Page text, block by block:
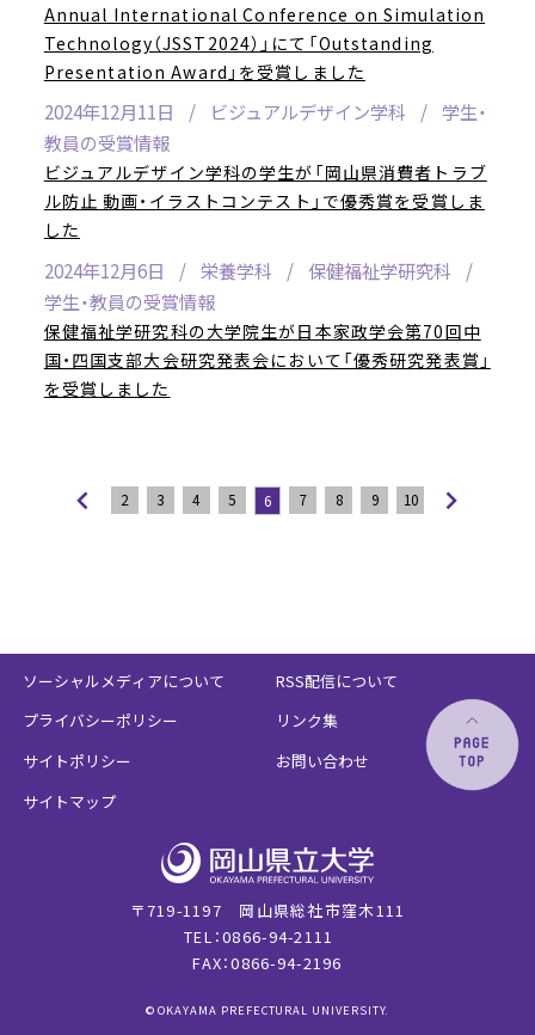
Annual International Conference on Simulation
Technology（JSST2024）」にて「Outstanding
Presentation Award」を受賞しました
2024年12月11日 ビジュアルデザイン学科
学生・
教員の受賞情報
ビジュアルデザイン学科の学生が「岡山県消費者トラブ
ル防止 動画・イラストコンテスト」で優秀賞を受賞しま
した
2024年12月6日 栄養学科
保健福祉学研究科
学生・教員の受賞情報
保健福祉学研究科の大学院生が日本家政学会第70回中
国・四国支部大会研究発表会において「優秀研究発表賞」
を受賞しました
2 3 4 5 6 7 8 9 10
ソーシャルメディアについて
プライバシーポリシー
サイトポリシー
サイトマップ
RSS配信について
リンク集
お問い合わせ
〒719-1197 岡山県総社市窪木111
TEL：0866-94-2111
FAX：0866-94-2196
© OKAYAMA PREFECTURAL UNIVERSITY.